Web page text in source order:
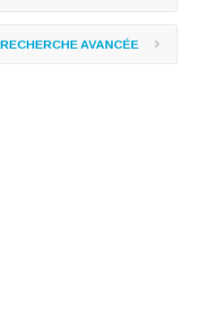
RECHERCHE AVANCÉE